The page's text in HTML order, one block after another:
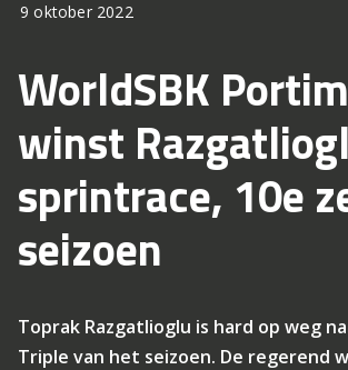
9 oktober 2022
WorldSBK
winst
sprintrace, 10e
seizoen
Toprak Razgatlioglu is hard op weg
Triple van het seizoen. De regerend